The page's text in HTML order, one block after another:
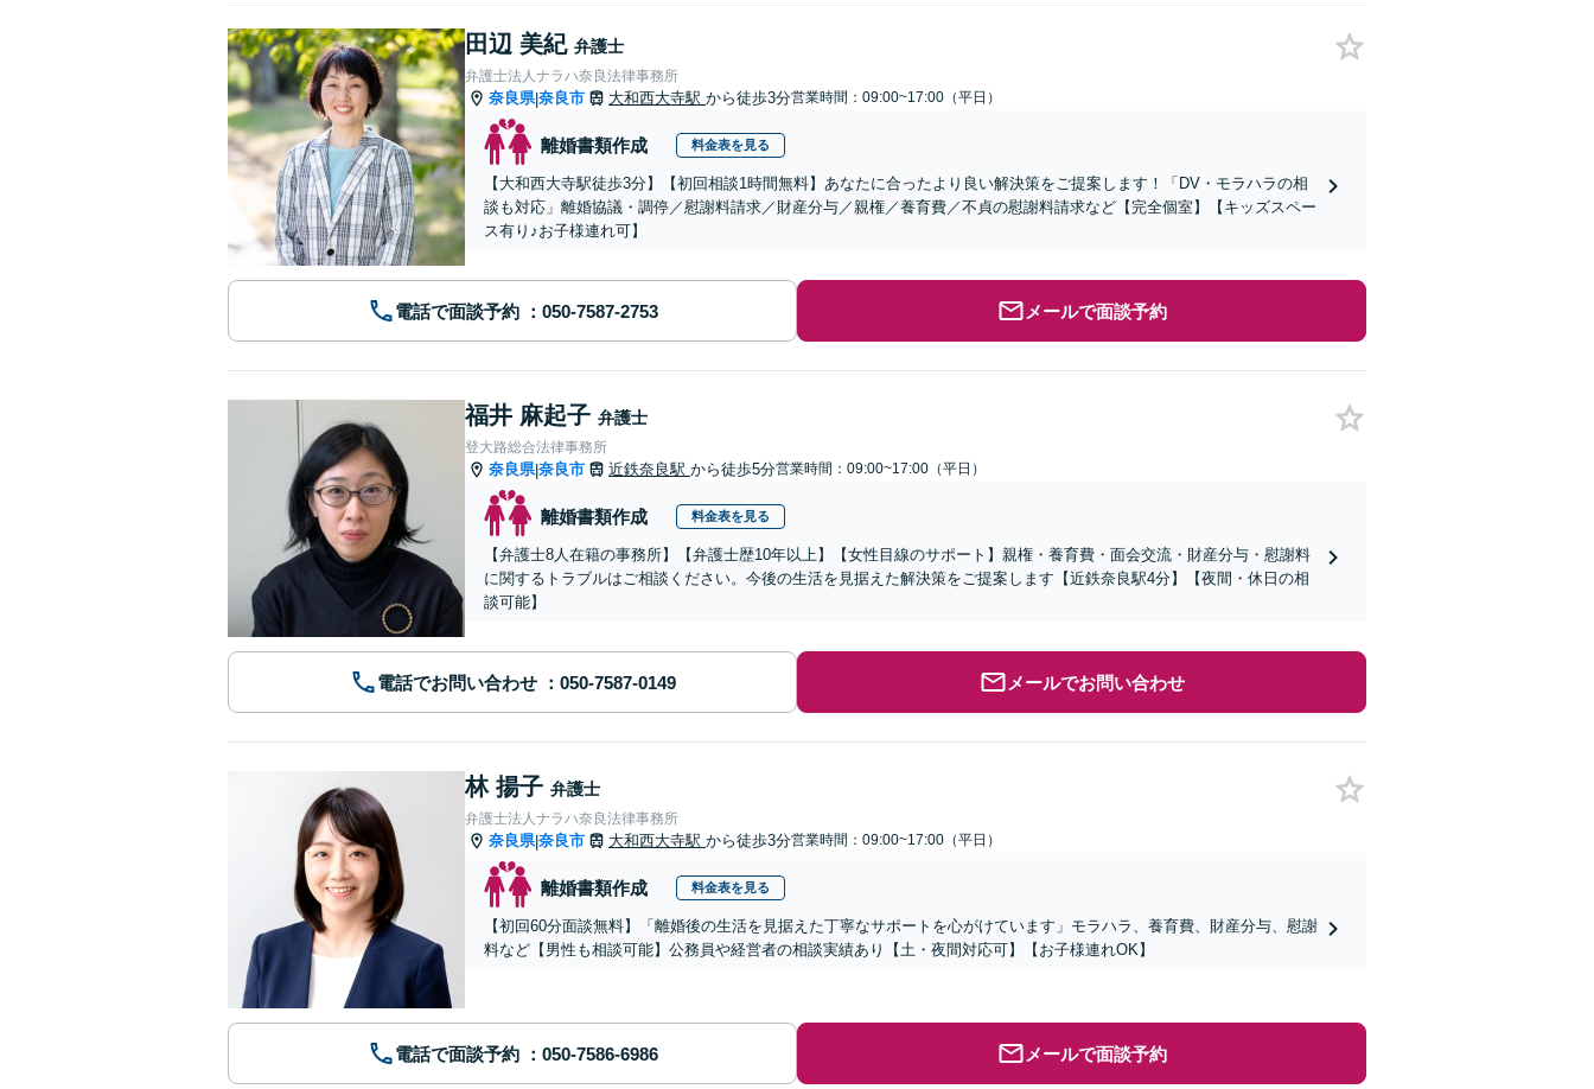
田辺 美紀 弁護士
弁護士法人ナラハ奈良法律事務所
奈良県|奈良市 大和西大寺駅 から徒歩3分営業時間：09:00~17:00（平日）
離婚書類作成 料金表を見る
【大和西大寺駅徒歩3分】【初回相談1時間無料】あなたに合ったより良い解決策をご提案します！「DV・モラハラの相
談も対応」離婚協議・調停／慰謝料請求／財産分与／親権／養育費／不貞の慰謝料請求など【完全個室】【キッズスペー
ス有り♪お子様連れ可】
電話で面談予約 メールで面談予約
福井 麻起子 弁護士
登大路総合法律事務所
奈良県|奈良市 近鉄奈良駅 から徒歩5分営業時間：09:00~17:00（平日）
離婚書類作成 料金表を見る
【弁護士8人在籍の事務所】【弁護士歴10年以上】【女性目線のサポート】親権・養育費・面会交流・財産分与・慰謝料
に関するトラブルはご相談ください。今後の生活を見据えた解決策をご提案します【近鉄奈良駅4分】【夜間・休日の相
談可能】
電話でお問い合わせ メールでお問い合わせ
林 揚子 弁護士
弁護士法人ナラハ奈良法律事務所
奈良県|奈良市 大和西大寺駅 から徒歩3分営業時間：09:00~17:00（平日）
離婚書類作成 料金表を見る
【初回60分面談無料】「離婚後の生活を見据えた丁寧なサポートを心がけています」モラハラ、養育費、財産分与、慰謝
料など【男性も相談可能】公務員や経営者の相談実績あり【土・夜間対応可】【お子様連れOK】
電話で面談予約 メールで面談予約